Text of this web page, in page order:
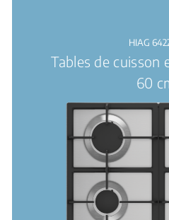
HIAG
Tables de cuisson
60